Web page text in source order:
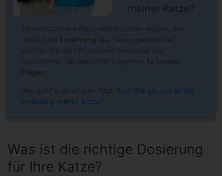
meiner Katze?
Sie besitzen eine Katze und möchten wissen, wie
gesund die Ernährung des Tieres gestaltet ist?
Machen Sie mit bei unserem Selbsttest und
beantworten Sie hierzu die folgenden 12 kurzen
Fragen
Hier geht´s direkt zum Test: Test Wie gesund ist die
Ernährung meiner Katze?
Was ist die richtige Dosierung
für Ihre Katze?